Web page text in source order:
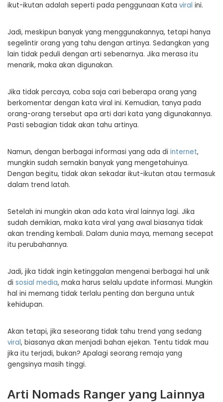
ikut-ikutan adalah seperti pada penggunaan Kata viral ini.
Jadi, meskipun banyak yang menggunakannya, tetapi hanya
segelintir orang yang tahu dengan artinya. Sedangkan yang
lain tidak peduli dengan arti sebenarnya. Jika merasa itu
menarik, maka akan digunakan.
Jika tidak percaya, coba saja cari beberapa orang yang
berkomentar dengan kata viral ini. Kemudian, tanya pada
orang-orang tersebut apa arti dari kata yang digunakannya.
Pasti sebagian tidak akan tahu artinya.
Namun, dengan berbagai informasi yang ada di internet,
mungkin sudah semakin banyak yang mengetahuinya.
Dengan begitu, tidak akan sekadar ikut-ikutan atau termasuk
dalam trend latah.
Setelah ini mungkin akan ada kata viral lainnya lagi. Jika
sudah demikian, maka kata viral yang awal biasanya tidak
akan trending kembali. Dalam dunia maya, memang secepat
itu perubahannya.
Jadi, jika tidak ingin ketinggalan mengenai berbagai hal unik
di sosial media, maka harus selalu update informasi. Mungkin
hal ini memang tidak terlalu penting dan berguna untuk
kehidupan.
Akan tetapi, jika seseorang tidak tahu trend yang sedang
viral, biasanya akan menjadi bahan ejekan. Tentu tidak mau
jika itu terjadi, bukan? Apalagi seorang remaja yang
gengsinya masih tinggi.
Arti Nomads Ranger yang Lainnya